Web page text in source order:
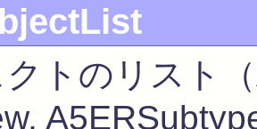
トのリスト